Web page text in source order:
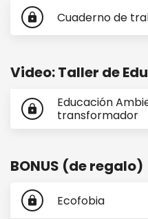
lock Cuaderno de
Video: Taller de
lock
Educación
transformador
BONUS (de regalo)
lock Ecofobia